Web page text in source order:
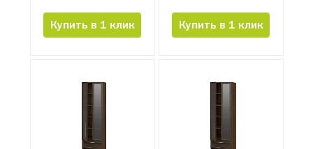
Купить в 1 клик Купить в 1 клик